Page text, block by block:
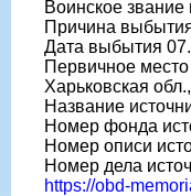
Воинское звание
Причина
Дата выбытия
Первичное
Харьковская
Название
Номер фонда
Номер описи
Номер дела
https://obd-